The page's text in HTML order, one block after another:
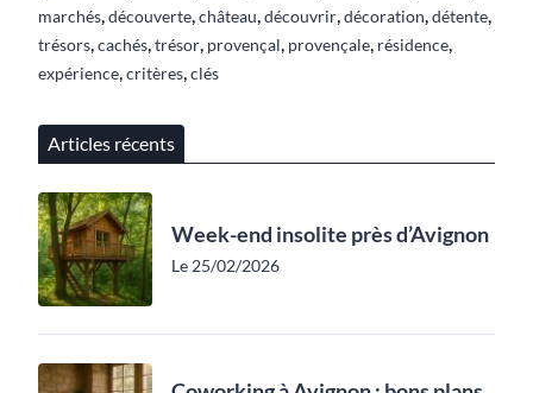
marchés,découverte,château,découvrir,décoration,détente,
trésors,cachés,trésor, provençal, provençale, résidence,
expérience,critères,clés
Articles récents
Week-end insolite près d’Avignon
Le 25/02/2026